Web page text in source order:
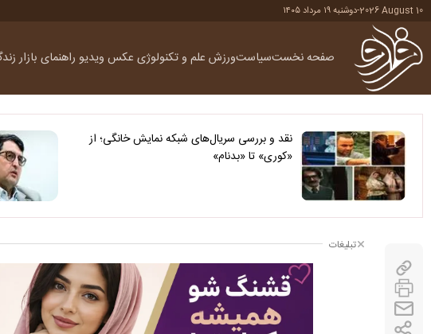
2026 August 10
-دوشنبه ۱۹ مرداد ۱۴۰۵
صفحه نخستسیاستورزش علم و تکنولوژی عکس ویدیو راهنمای بازار
نقد و بررسی سریال‌های شبکه نمایش خانگی؛ از
«کوری» تا «بدنام»
تبلیغات